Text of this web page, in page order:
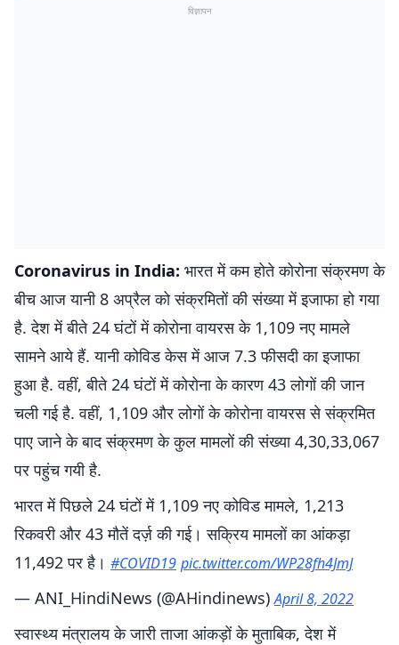
विज्ञापन
Coronavirus in India: भारत में कम होते कोरोना संक्रमण के
बीच आज यानी 8 अप्रैल को संक्रमितों की संख्या में इजाफा हो गया
है. देश में बीते 24 घंटों में कोरोना वायरस के 1,109 नए मामले
सामने आये हैं. यानी कोविड केस में आज 7.3 फीसदी का इजाफा
हुआ है. वहीं, बीते 24 घंटों में कोरोना के कारण 43 लोगों की जान
चली गई है. वहीं, 1,109 और लोगों के कोरोना वायरस से संक्रमित
पाए जाने के बाद संक्रमण के कुल मामलों की संख्या 4,30,33,067
पर पहुंच गयी है.
भारत में पिछले 24 घंटों में 1,109 नए कोविड मामले, 1,213
रिकवरी और 43 मौतें दर्ज़ की गई। सक्रिय मामलों का आंकड़ा
11,492 पर है। #COVID19 pic.twitter.com/WP28fh4JmJ
— ANI_HindiNews (@AHindinews)April 8, 2022
स्वास्थ्य मंत्रालय के जारी ताजा आंकड़ों के मुताबिक, देश में